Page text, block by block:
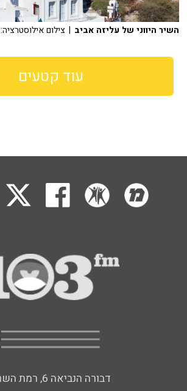
השיר היווני של עליזה אביב | צילום אילוסטרציה: Ingram Images
עוד קטעים
דבורה הנביאה 6, רמת השרון